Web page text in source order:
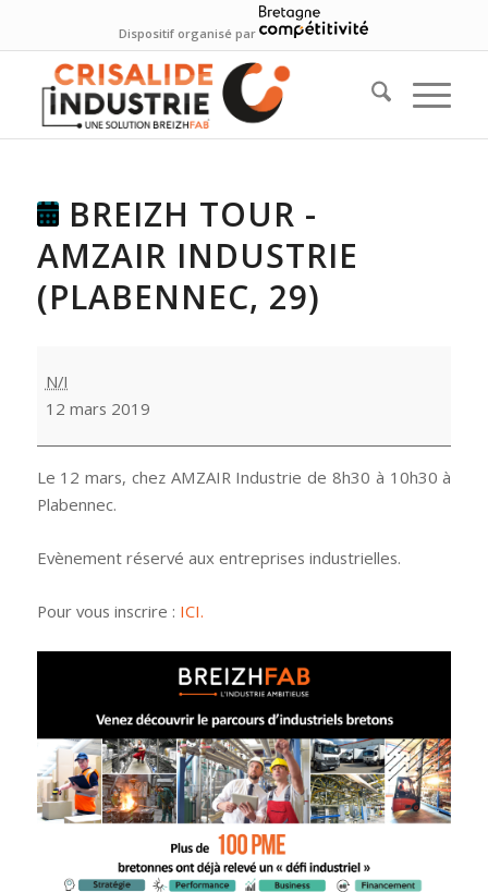
Dispositif organisé par
BREIZH TOUR -
AMZAIR INDUSTRIE
(PLABENNEC, 29)
Tour
(Plabennec,
N/I
12 mars 2019
Le 12 mars, chez AMZAIR Industrie de 8h30 à 10h30 à
Plabennec.
Evènement réservé aux entreprises industrielles.
Pour vous inscrire : ICI.